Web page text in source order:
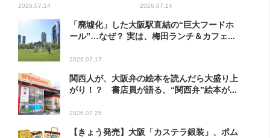
ル...
2026.07.14 2026.07.14
「廃墟化」した大阪駅直結の“巨大フードホ
ール”…なぜ？ 実は、梅田ランチ＆カフェ...
2026.07.17
関西人が、大阪弁の絵本を読んだら大盛り上
がり！？ 書店員が語る、“関西弁”絵本が...
2026.07.25
【きょう発売】大阪「カステラ銀装」、ポム